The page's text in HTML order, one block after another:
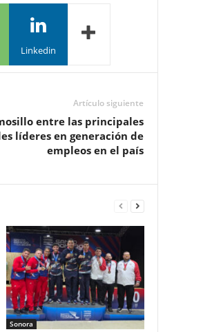
Linkedin
Artículo siguiente
entre las principales
líderes en generación de
empleos en el país
Sonora